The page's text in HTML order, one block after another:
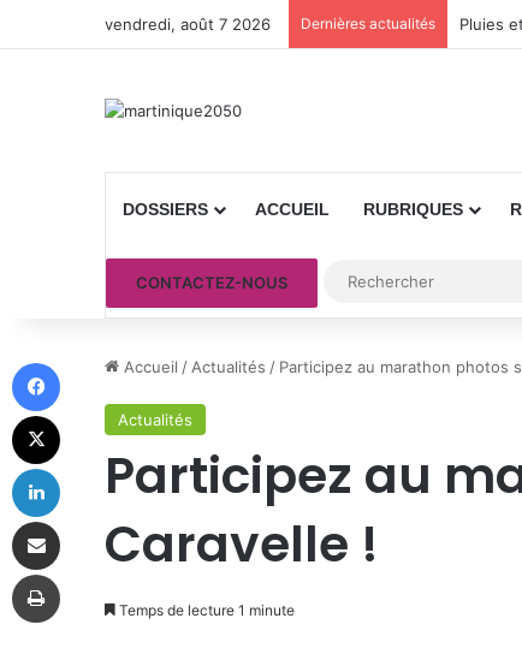
vendredi, août 7 2026 Dernières actualités Pluies
DOSSIERS ACCUEIL RUBRIQUES
CONTACTEZ-NOUS
Accueil / Actualités / Participez au marathon photos
Actualités
Participez au
Caravelle !
Temps de lecture 1 minute
Facebook
Linkedin